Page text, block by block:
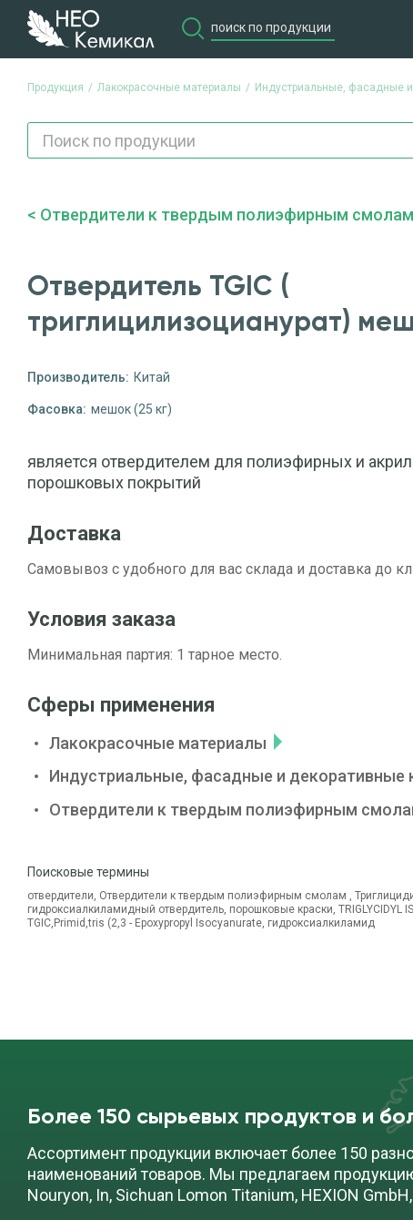
Продукция Лакокрасочные материалы Индустриальные, фасадные
Отвердители к твердым полиэфирным смолам
Отвердитель TGIC (
триглицилизоцианурат)
Производитель: Китай
Фасовка: мешок (25 кг)
является отвердителем для полиэфирных и
порошковых покрытий
Доставка
Самовывоз с удобного для вас склада и доставка до
Условия заказа
Минимальная партия: 1 тарное место.
Сферы применения
Лакокрасочные материалы
Индустриальные, фасадные и декоративные
Отвердители к твердым полиэфирным
Поисковые термины
отвердители, Отвердители к твердым полиэфирным смолам ,
гидроксиалкиламидный отвердитель, порошковые краски, TRIGLYCIDYL
TGIC,Primid,tris (2,3 - Epoxypropyl Isocyanurate, гидроксиалкиламид
Более 150 сырьевых продуктов и
Ассортимент продукции включает более 150
наименований товаров. Мы предлагаем
Nouryon, In, Sichuan Lomon Titanium, HEXION